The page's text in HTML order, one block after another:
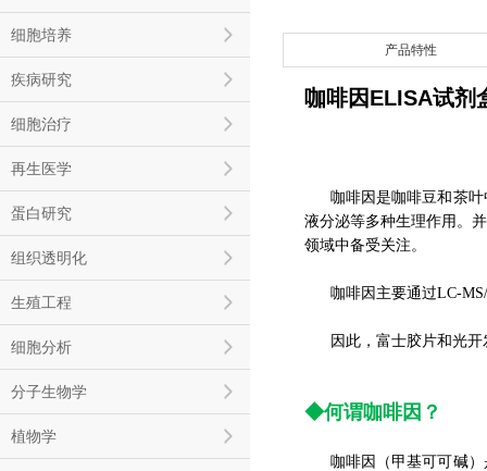
细胞培养
疾病研究
细胞治疗
再生医学
蛋白研究
组织透明化
生殖工程
细胞分析
分子生物学
植物学
产品特性
咖啡因ELISA试剂
咖啡因是咖啡豆和茶
液分泌等多种生理作用。
领域中备受关注。
咖啡因主要通过LC-
因此，富士胶片和光
◆何谓咖啡因 ？
咖啡因（甲基可可碱